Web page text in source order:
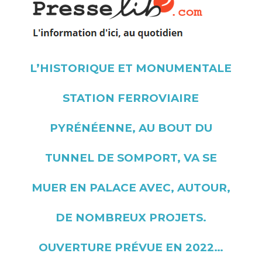
L’HISTORIQUE ET MONUMENTALE
STATION FERROVIAIRE
PYRÉNÉENNE, AU BOUT DU
TUNNEL DE SOMPORT, VA SE
MUER EN PALACE AVEC, AUTOUR,
DE NOMBREUX PROJETS.
OUVERTURE PRÉVUE EN 2022…